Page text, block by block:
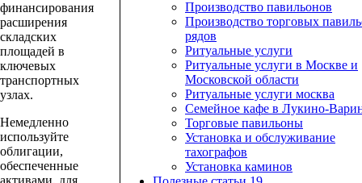
финансирования
расширения
складских
площадей в
ключевых
транспортных
узлах.
Немедленно
используйте
облигации,
обеспеченные
активами, для
Производство павильонов
Производство торговых
рядов
Ритуальные услуги
Ритуальные услуги в Москве и
Московской области
Ритуальные услуги москва
Семейное кафе в Лукино-
Торговые павильоны
Установка и обслуживание
тахографов
Установка каминов